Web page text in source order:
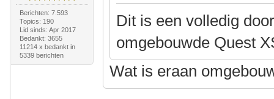
Berichten: 7.593
Topics: 190
Lid sinds: Apr 2017
Bedankt: 3655
11214 x bedankt in
5339 berichten
Dit is een volledig
omgebouwde Quest
Wat is eraan